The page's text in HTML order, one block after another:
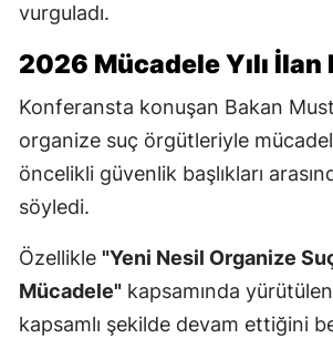
vurguladı.
2026 Mücadele Yılı İlan
Konferansta konuşan Bakan
organize suç örgütleriyle
öncelikli güvenlik başlıkları
söyledi.
Özellikle "Yeni Nesil Organize
Mücadele" kapsamında yürütülen
kapsamlı şekilde devam ettiğini